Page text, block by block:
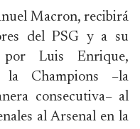
Macron, recibirá
del PSG y a su
Luis Enrique,
la Champions –la
consecutiva– al
al Arsenal en la